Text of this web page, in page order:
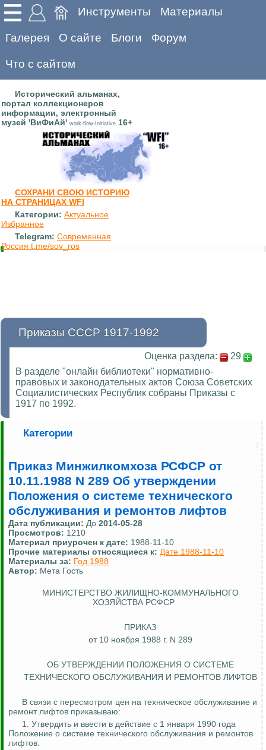
Инструменты Материалы
Галерея О сайте Блоги Форум
Что с сайтом
Исторический альманах,
портал коллекционеров
информации, электронный
музей 'ВиФиАй' work-flow-Initiative 16+
СОХРАНИ СВОЮ ИСТОРИЮ
НА СТРАНИЦАХ WFI
Категории: Актуальное
Избранное
Telegram: Современная
Россия t.me/sov_ros
Приказы СССР 1917-1992
Оценка раздела:
29
В разделе "онлайн библиотеки" нормативно-
правовых и законодательных актов Союза Советских
Социалистических Республик собраны Приказы с
1917 по 1992.
Категории
Приказ Минжилкомхоза РСФСР от
10.11.1988 N 289 Об утверждении
Положения о системе технического
обслуживания и ремонтов лифтов
Дата публикации: До 2014-05-28
Просмотров: 1210
Материал приурочен к дате: 1988-11-10
Прочие материалы относящиеся к: Дате 1988-11-10
Материалы за: Год 1988
Автор: Мета Гость
МИНИСТЕРСТВО ЖИЛИЩНО-КОММУНАЛЬНОГО
ХОЗЯЙСТВА РСФСР
ПРИКАЗ
от 10 ноября 1988 г. N 289
ОБ УТВЕРЖДЕНИИ ПОЛОЖЕНИЯ О СИСТЕМЕ
ТЕХНИЧЕСКОГО ОБСЛУЖИВАНИЯ И РЕМОНТОВ ЛИФТОВ
В связи с пересмотром цен на техническое обслуживание и
ремонт лифтов приказываю:
1. Утвердить и ввести в действие с 1 января 1990 года
Положение о системе технического обслуживания и ремонтов
лифтов.